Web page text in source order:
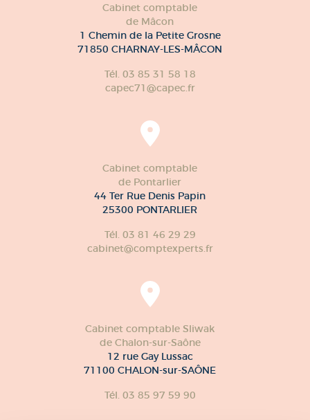
Cabinet comptable
de Mâcon
1 Chemin de la Petite Grosne
71850 CHARNAY-LES-MÂCON
Tél. 03 85 31 58 18
capec71@capec.fr
Cabinet comptable
de Pontarlier
44 Ter Rue Denis Papin
25300 PONTARLIER
Tél. 03 81 46 29 29
cabinet@comptexperts.fr
Cabinet comptable Sliwak
de Chalon-sur-Saône
12 rue Gay Lussac
71100 CHALON-sur-SAÔNE
Tél. 03 85 97 59 90